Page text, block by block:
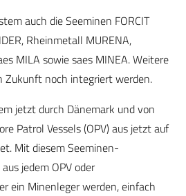
auch die Seeminen FORCIT
Rheinmetall MURENA,
MILA sowie saes MINEA. Weitere
Zukunft noch integriert werden.
jetzt durch Dänemark und von
Patrol Vessels (OPV) aus jetzt auf
Mit diesem Seeminen-
jedem OPV oder
ein Minenleger werden, einfach